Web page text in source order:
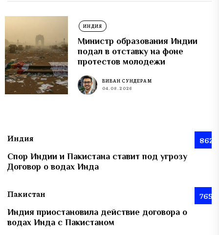
ИНДИЯ
Министр образования Индии
подал в отставку на фоне
протестов молодежи
ВИВАН СУНДЕРАМ
04.08.2026
Индия 862
Спор Индии и Пакистана ставит под угрозу
Договор о водах Инда
Пакистан 765
Индия приостановила действие договора о
водах Инда с Пакистаном